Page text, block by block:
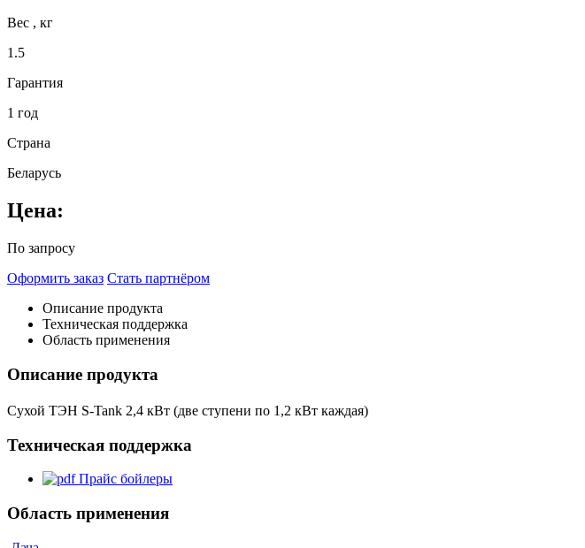
Вес , кг
1.5
Гарантия
1 год
Страна
Беларусь
Цена:
По запросу
Оформить заказ Стать партнёром
Описание продукта
Техническая поддержка
Область применения
Описание продукта
Сухой ТЭН S-Tank 2,4 кВт (две ступени по 1,2 кВт каждая)
Техническая поддержка
Прайс бойлеры
Область применения